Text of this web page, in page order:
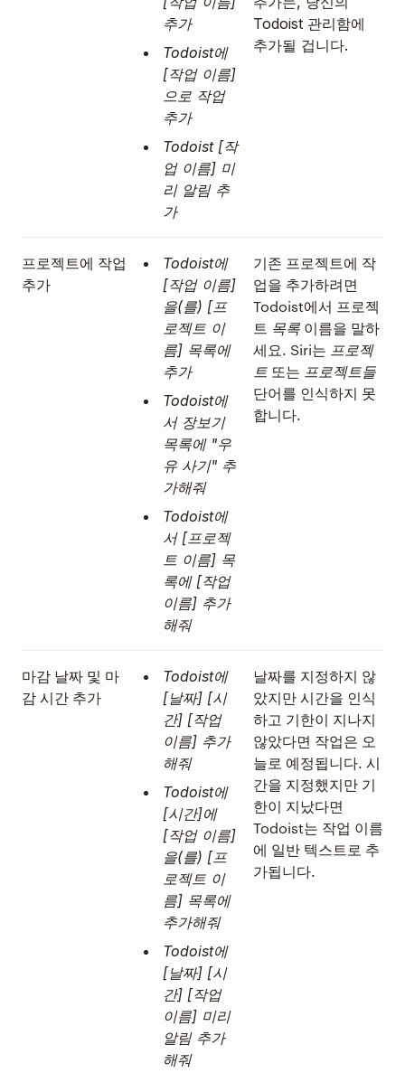
추가
Todoist에
[작업 이름]
으로 작업
추가
Todoist [작
업 이름] 미
리 알림 추
가
Todoist 관리함에
추가될 겁니다.
프로젝트에 작업
추가
Todoist에
[작업 이름]
을(를) [프
로젝트 이
름] 목록에
추가
Todoist에
서 장보기
목록에 "우
유 사기" 추
가해줘
Todoist에
서 [프로젝
트 이름] 목
록에 [작업
이름] 추가
해줘
기존 프로젝트에 작
업을 추가하려면
Todoist에서 프로젝
트 목록 이름을 말하
세요. Siri는 프로젝
트 또는 프로젝트들
단어를 인식하지 못
합니다.
마감 날짜 및 마
감 시간 추가
Todoist에
[날짜] [시
간] [작업
이름] 추가
해줘
Todoist에
[시간]에
[작업 이름]
을(를) [프
로젝트 이
름] 목록에
추가해줘
Todoist에
[날짜] [시
간] [작업
이름] 미리
알림 추가
해줘
날짜를 지정하지 않
았지만 시간을 인식
하고 기한이 지나지
않았다면 작업은 오
늘로 예정됩니다. 시
간을 지정했지만 기
한이 지났다면
Todoist는 작업 이름
에 일반 텍스트로 추
가됩니다.